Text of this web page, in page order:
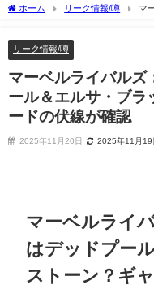
ホーム リーク情報/噂
マ
リーク情報/噂
マーベルライバルズ
ール＆エルサ・ブラ
ードの伏線が確認
2025年11月20日 2025年11月19
マーベルライ
はデッドプー
ストーン？ギ